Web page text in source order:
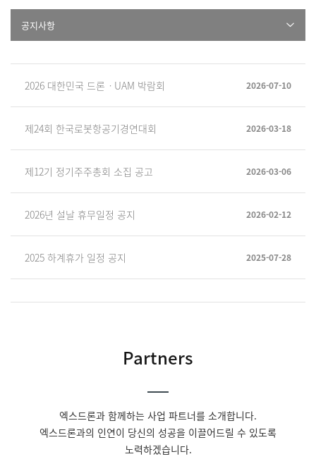
공지사항
2026 대한민국 드론ㆍUAM 박람회 2026-07-10
제24회 한국로봇항공기경연대회 2026-03-18
제12기 정기주주총회 소집 공고 2026-03-06
2026년 설날 휴무일정 공지 2026-02-12
2025 하계휴가 일정 공지 2025-07-28
Partners
엑스드론과 함께하는 사업 파트너를 소개합니다.
엑스드론과의 인연이 당신의 성공을 이끌어드릴 수 있도록
노력하겠습니다.